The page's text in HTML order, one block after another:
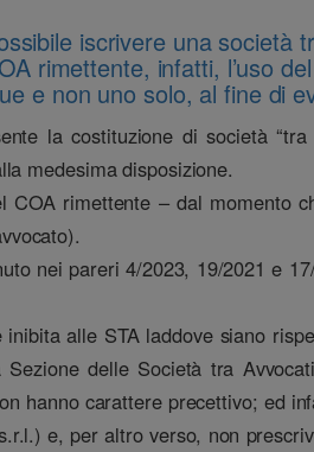
iscrivere una società
rimettente, infatti, l’uso
e non uno solo, al fine di
la costituzione di società
medesima disposizione.
rimettente – dal momento
nei pareri 4/2023, 19/2021 e
inibita alle STA laddove siano
delle Società tra
hanno carattere precettivo; ed
e, per altro verso, non